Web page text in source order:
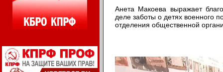
Анета Макоева выражает
деле заботы о детях военного
отделения общественной